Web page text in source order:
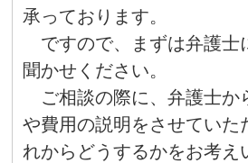
承っております。
ですので、まずは弁護士
聞かせください。
ご相談の際に、弁護士か
や費用の説明をさせていた
れからどうするかをお考え